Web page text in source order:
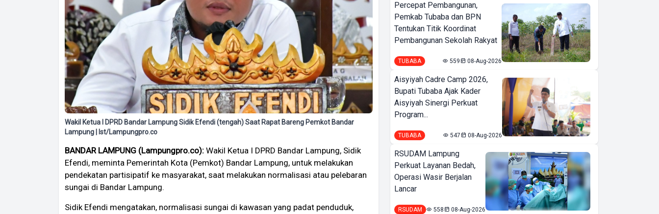
Wakil Ketua I DPRD Bandar Lampung Sidik Efendi (tengah) Saat Rapat Bareng Pemkot Bandar
Lampung | Ist/Lampungpro.co
BANDAR LAMPUNG (Lampungpro.co): Wakil Ketua I DPRD Bandar Lampung, Sidik
Efendi, meminta Pemerintah Kota (Pemkot) Bandar Lampung, untuk melakukan
pendekatan partisipatif ke masyarakat, saat melakukan normalisasi atau pelebaran
sungai di Bandar Lampung.
Sidik Efendi mengatakan, normalisasi sungai di kawasan yang padat penduduk,
Percepat Pembangunan,
Pemkab Tubaba dan BPN
Tentukan Titik Koordinat
Pembangunan Sekolah Rakyat
TUBABA 559 08-Aug-2026
Aisyiyah Cadre Camp 2026,
Bupati Tubaba Ajak Kader
Aisyiyah Sinergi Perkuat
Program...
TUBABA 547 08-Aug-2026
RSUDAM Lampung
Perkuat Layanan Bedah,
Operasi Wasir Berjalan
Lancar
RSUDAM 558 08-Aug-2026